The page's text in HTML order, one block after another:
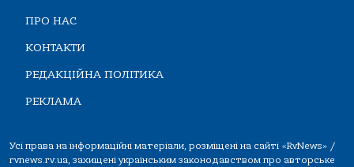
ПРО НАС
КОНТАКТИ
РЕДАКЦІЙНА ПОЛІТИКА
РЕКЛАМА
Усі права на інформаційні матеріали, розміщені на сайті «RvNews» /
rvnews.rv.ua, захищені українським законодавством про авторське